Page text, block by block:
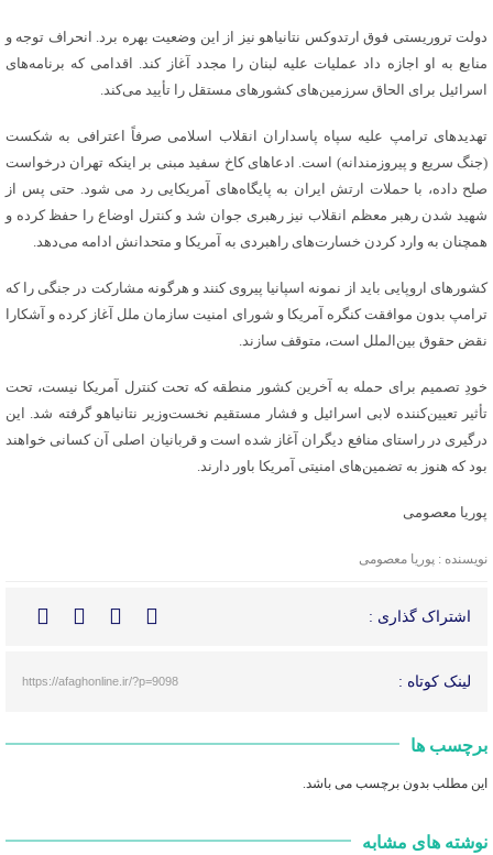
دولت تروریستی فوق‌ ارتدوکس نتانیاهو نیز از این وضعیت بهره برد. انحراف توجه و
منابع به او اجازه داد عملیات علیه لبنان را مجدد آغاز کند. اقدامی که برنامه‌های
اسرائیل برای الحاق سرزمین‌های کشورهای مستقل را تأیید می‌کند.
تهدیدهای ترامپ علیه سپاه پاسداران انقلاب اسلامی صرفاً اعترافی به شکست
(جنگ سریع و پیروزمندانه) است. ادعاهای کاخ سفید مبنی بر اینکه تهران درخواست
صلح داده، با حملات ارتش ایران به پایگاه‌های آمریکایی رد می شود. حتی پس از
شهید شدن رهبر معظم انقلاب نیز رهبری جوان شد و کنترل اوضاع را حفظ کرده و
همچنان به وارد کردن خسارت‌های راهبردی به آمریکا و متحدانش ادامه می‌دهد.
کشورهای اروپایی باید از نمونه اسپانیا پیروی کنند و هرگونه مشارکت در جنگی را که
ترامپ بدون موافقت کنگره آمریکا و شورای امنیت سازمان ملل آغاز کرده و آشکارا
نقض حقوق بین‌الملل است، متوقف سازند.
خودِ تصمیم برای حمله به آخرین کشور منطقه که تحت کنترل آمریکا نیست، تحت
تأثیر تعیین‌کننده لابی اسرائیل و فشار مستقیم نخست‌وزیر نتانیاهو گرفته شد. این
درگیری در راستای منافع دیگران آغاز شده است و قربانیان اصلی آن کسانی خواهند
بود که هنوز به تضمین‌های امنیتی آمریکا باور دارند.
پوریا معصومی
نویسنده : پوریا معصومی
اشتراک گذاری :
لینک کوتاه : https://afaghonline.ir/?p=9098
برچسب ها
این مطلب بدون برچسب می باشد.
نوشته های مشابه